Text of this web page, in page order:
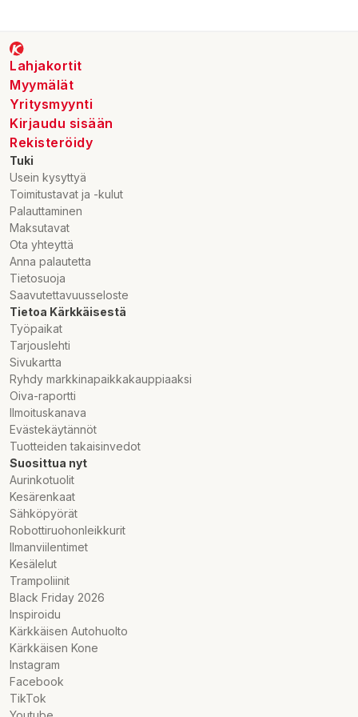
Lahjakortit
Myymälät
Yritysmyynti
Kirjaudu sisään
Rekisteröidy
Tuki
Usein kysyttyä
Toimitustavat ja -kulut
Palauttaminen
Maksutavat
Ota yhteyttä
Anna palautetta
Tietosuoja
Saavutettavuusseloste
Tietoa Kärkkäisestä
Työpaikat
Tarjouslehti
Sivukartta
Ryhdy markkinapaikkakauppiaaksi
Oiva-raportti
Ilmoituskanava
Evästekäytännöt
Tuotteiden takaisinvedot
Suosittua nyt
Aurinkotuolit
Kesärenkaat
Sähköpyörät
Robottiruohonleikkurit
Ilmanviilentimet
Kesälelut
Trampoliinit
Black Friday 2026
Inspiroidu
Kärkkäisen Autohuolto
Kärkkäisen Kone
Instagram
Facebook
TikTok